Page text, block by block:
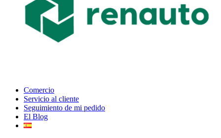
Comercio
Servicio al cliente
Seguimiento de mi pedido
El Blog